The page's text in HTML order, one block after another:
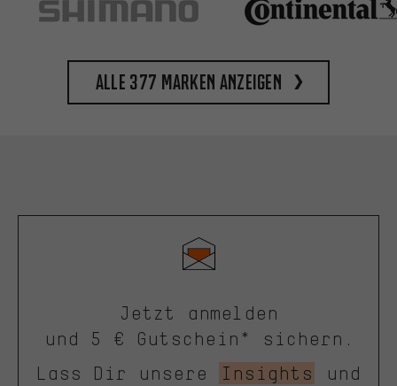
Alle 377 Marken anzeigen
Jetzt anmelden
und 5 € Gutschein* sichern.
Lass Dir unsere
Insights
und